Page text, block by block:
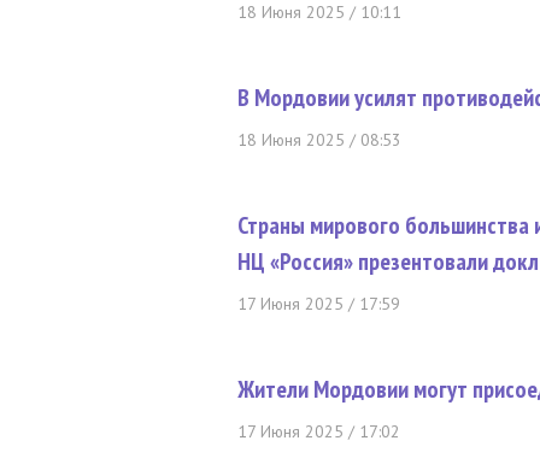
18 Июня 2025 / 10:11
В Мордовии усилят
18 Июня 2025 / 08:53
Страны мирового большинства
НЦ «Россия» презентовали
17 Июня 2025 / 17:59
Жители Мордовии могут
17 Июня 2025 / 17:02